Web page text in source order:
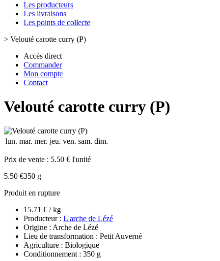
Les producteurs
Les livraisons
Les points de collecte
> Velouté carotte curry (P)
Accès direct
Commander
Mon compte
Contact
Velouté carotte curry (P)
lun. mar. mer. jeu. ven. sam. dim.
Prix de vente : 5.50 € l'unité
5.50 €350 g
Produit en rupture
15.71 € / kg
Producteur : L'arche de Lézé
Origine : Arche de Lézé
Lieu de transformation : Petit Auverné
Agriculture : Biologique
Conditionnement : 350 g